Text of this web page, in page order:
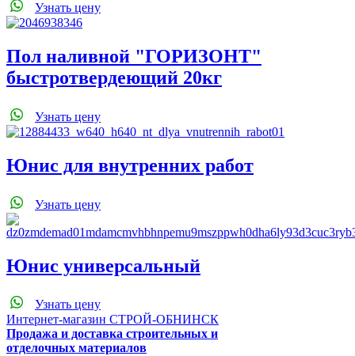
Узнать цену
Пол наливной "ГОРИЗОНТ"
быстротвердеющий 20кг
Узнать цену
Юнис для внутренних работ
Узнать цену
Юнис универсальный
Узнать цену
Интернет-магазин СТРОЙ-ОБНИНСК
Продажа и доставка строительных и
отделочных материалов